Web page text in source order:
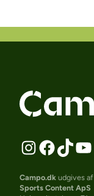
Campo.dk udgives af
Sports Content ApS